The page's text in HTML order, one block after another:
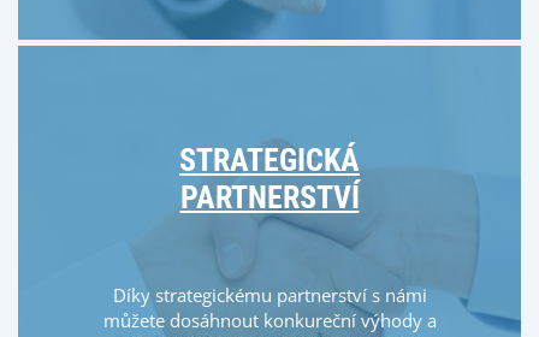
STRATEGICKÁ
PARTNERSTVÍ
Díky strategickému partnerství s námi
můžete dosáhnout konkureční výhody a